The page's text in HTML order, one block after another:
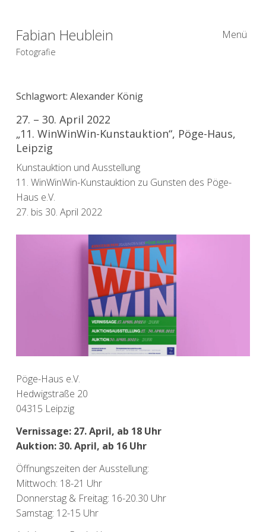
Fabian Heublein
Fotografie
Menü
Schlagwort: Alexander König
27. – 30. April 2022
„11. WinWinWin-Kunstauktion“, Pöge-Haus,
Leipzig
Kunstauktion und Ausstellung
11. WinWinWin-Kunstauktion zu Gunsten des Pöge-
Haus e.V.
27. bis 30. April 2022
Pöge-Haus e.V.
Hedwigstraße 20
04315 Leipzig
Vernissage: 27. April, ab 18 Uhr
Auktion: 30. April, ab 16 Uhr
Öffnungszeiten der Ausstellung:
Mittwoch: 18-21 Uhr
Donnerstag & Freitag: 16-20.30 Uhr
Samstag: 12-15 Uhr